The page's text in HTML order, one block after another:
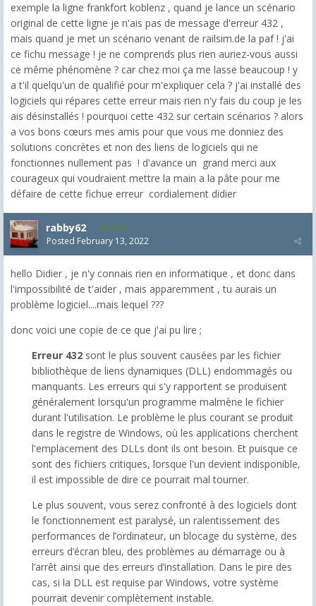
exemple la ligne frankfort koblenz , quand je lance un scénario
original de cette ligne je n'ais pas de message d'erreur 432 ,
mais quand je met un scénario venant de railsim.de la paf ! j'ai
ce fichu message ! je ne comprends plus rien auriez-vous aussi
ce même phénomène ? car chez moi ça me lasse beaucoup ! y
a t'il quelqu'un de qualifié pour m'expliquer cela ? j'ai installé des
logiciels qui répares cette erreur mais rien n'y fais du coup je les
ais désinstallés ! pourquoi cette 432 sur certain scénarios ? alors
a vos bons cœurs mes amis pour que vous me donniez des
solutions concrètes et non des liens de logiciels qui ne
fonctionnes nullement pas ! d'avance un grand merci aux
courageux qui voudraient mettre la main a la pâte pour me
défaire de cette fichue erreur cordialement didier
rabby62 8,454
Posted February 13, 2022
hello Didier , je n'y connais rien en informatique , et donc dans
l'impossibilité de t'aider , mais apparemment , tu aurais un
problème logiciel....mais lequel ???
donc voici une copie de ce que j'ai pu lire ;
Erreur 432 sont le plus souvent causées par les fichier
bibliothèque de liens dynamiques (DLL) endommagés ou
manquants. Les erreurs qui s'y rapportent se produisent
généralement lorsqu'un programme malmène le fichier
durant l'utilisation. Le problème le plus courant se produit
dans le registre de Windows, où les applications cherchent
l'emplacement des DLLs dont ils ont besoin. Et puisque ce
sont des fichiers critiques, lorsque l'un devient indisponible,
il est impossible de dire ce pourrait mal tourner.
Le plus souvent, vous serez confronté à des logiciels dont
le fonctionnement est paralysé, un ralentissement des
performances de l’ordinateur, un blocage du système, des
erreurs d’écran bleu, des problèmes au démarrage ou à
l’arrêt ainsi que des erreurs d’installation. Dans le pire des
cas, si la DLL est requise par Windows, votre système
pourrait devenir complètement instable.